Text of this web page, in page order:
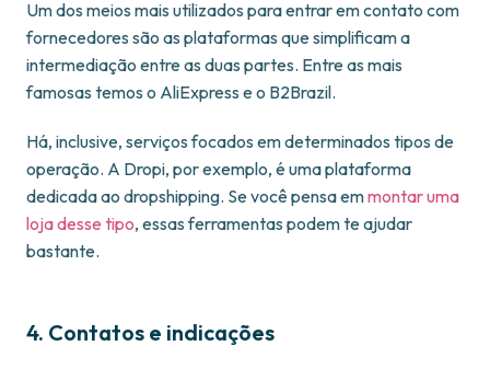
Um dos meios mais utilizados para entrar em contato com
fornecedores são as plataformas que simplificam a
intermediação entre as duas partes. Entre as mais
famosas temos o AliExpress e o B2Brazil.
Há, inclusive, serviços focados em determinados tipos de
operação. A Dropi, por exemplo, é uma plataforma
dedicada ao dropshipping. Se você pensa emmontar uma
loja desse tipo, essas ferramentas podem te ajudar
bastante.
4. Contatos e indicações